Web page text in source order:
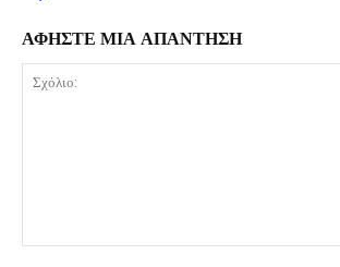
ΑΦΗΣΤΕ ΜΙΑ ΑΠΑΝΤΗΣΗ